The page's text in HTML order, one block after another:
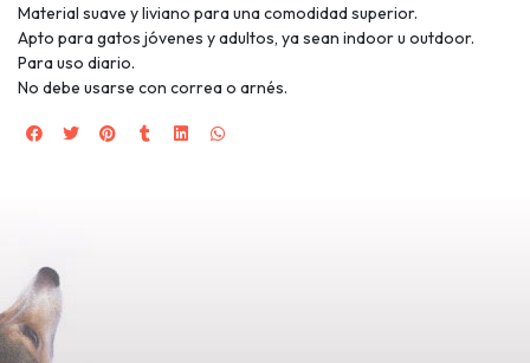
Material suave y liviano para una comodidad superior.
Apto para gatos jóvenes y adultos, ya sean indoor u outdoor.
Para uso diario.
No debe usarse con correa o arnés.